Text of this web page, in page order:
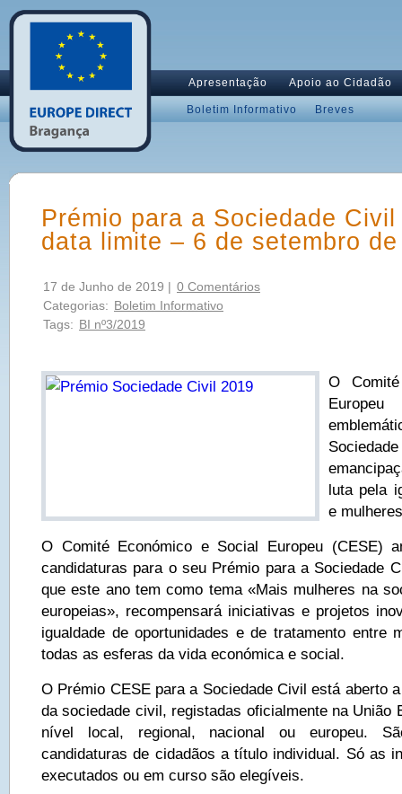
Apresentação Apoio ao Cidadão
Boletim Informativo Breves
Prémio para a Sociedade
data limite – 6 de setembro
17 de Junho de 2019 | 0 Comentários
Categorias: Boletim Informativo
Tags: BI nº3/2019
O
luta pela
e
O Comité Económico e Social Europeu (CESE)
candidaturas para o seu Prémio para a Sociedade
que este ano tem como tema «Mais mulheres na
europeias», recompensará iniciativas e projetos
igualdade de oportunidades e de tratamento entre
todas as esferas da vida económica e social.
O Prémio CESE para a Sociedade Civil está aberto
da sociedade civil, registadas oficialmente na União
nível local, regional, nacional ou europeu.
candidaturas de cidadãos a título individual. Só as
executados ou em curso são elegíveis.